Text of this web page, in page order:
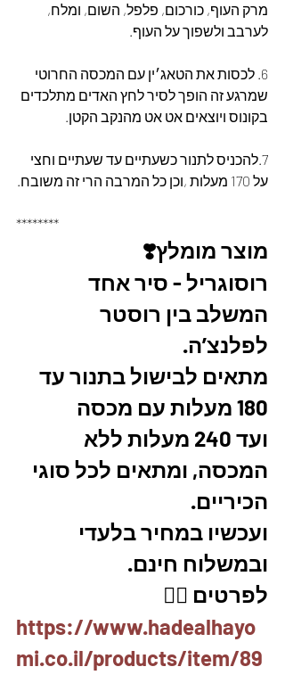
מרק העוף, כורכום, פלפל, השום, ומלח,
לערבב ולשפוך על העוף.
6. לכסות את הטאג׳ין עם המכסה החרוטי
שמרגע זה הופך לסיר לחץ האדים מתלכדים
בקונוס ויוצאים אט אט מהנקב הקטן.
7.להכניס לתנור כשעתיים עד שעתיים וחצי
על 170 מעלות ,וכן כל המרבה הרי זה משובח.
********
מוצר מומלץ❣️
רוסוגריל - סיר אחד
המשלב בין רוסטר
לפלנצ’ה.
מתאים לבישול בתנור עד
180 מעלות עם מכסה
ועד 240 מעלות ללא
המכסה, ומתאים לכל סוגי
הכיריים.
ועכשיו במחיר בלעדי
ובמשלוח חינם.
לפרטים 👇🏼
https://www.hadealhayo
mi.co.il/products/item/89